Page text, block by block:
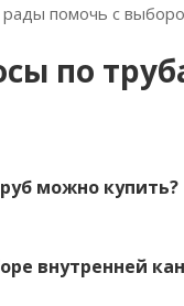
помочь с
по
можно купить?
внутренней